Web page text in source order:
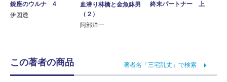
銃座のウルナ 4
伊図透
血潜り林檎と金魚鉢男
（２）
阿部洋一
終末パートナー 上
この著者の商品 著者名「三宅乱丈」で検索